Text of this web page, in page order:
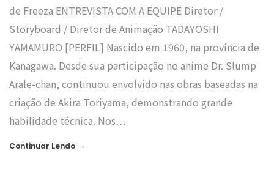
de Freeza ENTREVISTA COM A EQUIPE Diretor /
Storyboard / Diretor de Animação TADAYOSHI
YAMAMURO [PERFIL] Nascido em 1960, na província de
Kanagawa. Desde sua participação no anime Dr. Slump
Arale-chan, continuou envolvido nas obras baseadas na
criação de Akira Toriyama, demonstrando grande
habilidade técnica. Nos…
Continuar Lendo →